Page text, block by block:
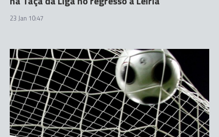
23 Jan 10:47